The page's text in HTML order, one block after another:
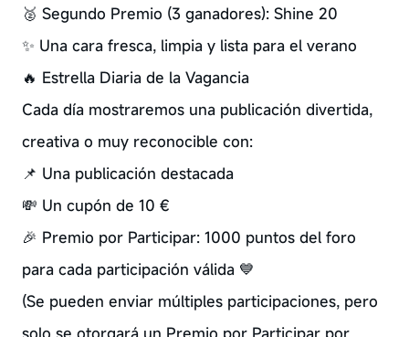
🥈 Segundo Premio (3 ganadores): Shine 20
✨ Una cara fresca, limpia y lista para el verano
🔥 Estrella Diaria de la Vagancia
Cada día mostraremos una publicación divertida,
creativa o muy reconocible con:
📌 Una publicación destacada
💸 Un cupón de 10 €
🎉 Premio por Participar: 1000 puntos del foro
para cada participación válida 💙
(Se pueden enviar múltiples participaciones, pero
solo se otorgará un Premio por Participar por